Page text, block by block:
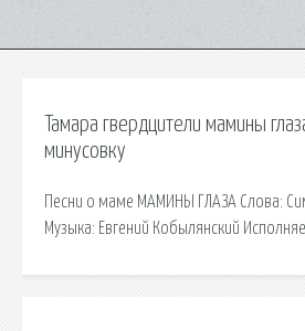
Тамара гвердцители мамины
минусовку
Песни о маме МАМИНЫ ГЛАЗА Слова:
Музыка: Евгений Кобылянский